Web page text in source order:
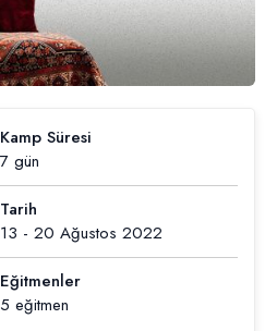
Kamp Süresi
7 gün
Tarih
13 - 20 Ağustos 2022
Eğitmenler
5 eğitmen